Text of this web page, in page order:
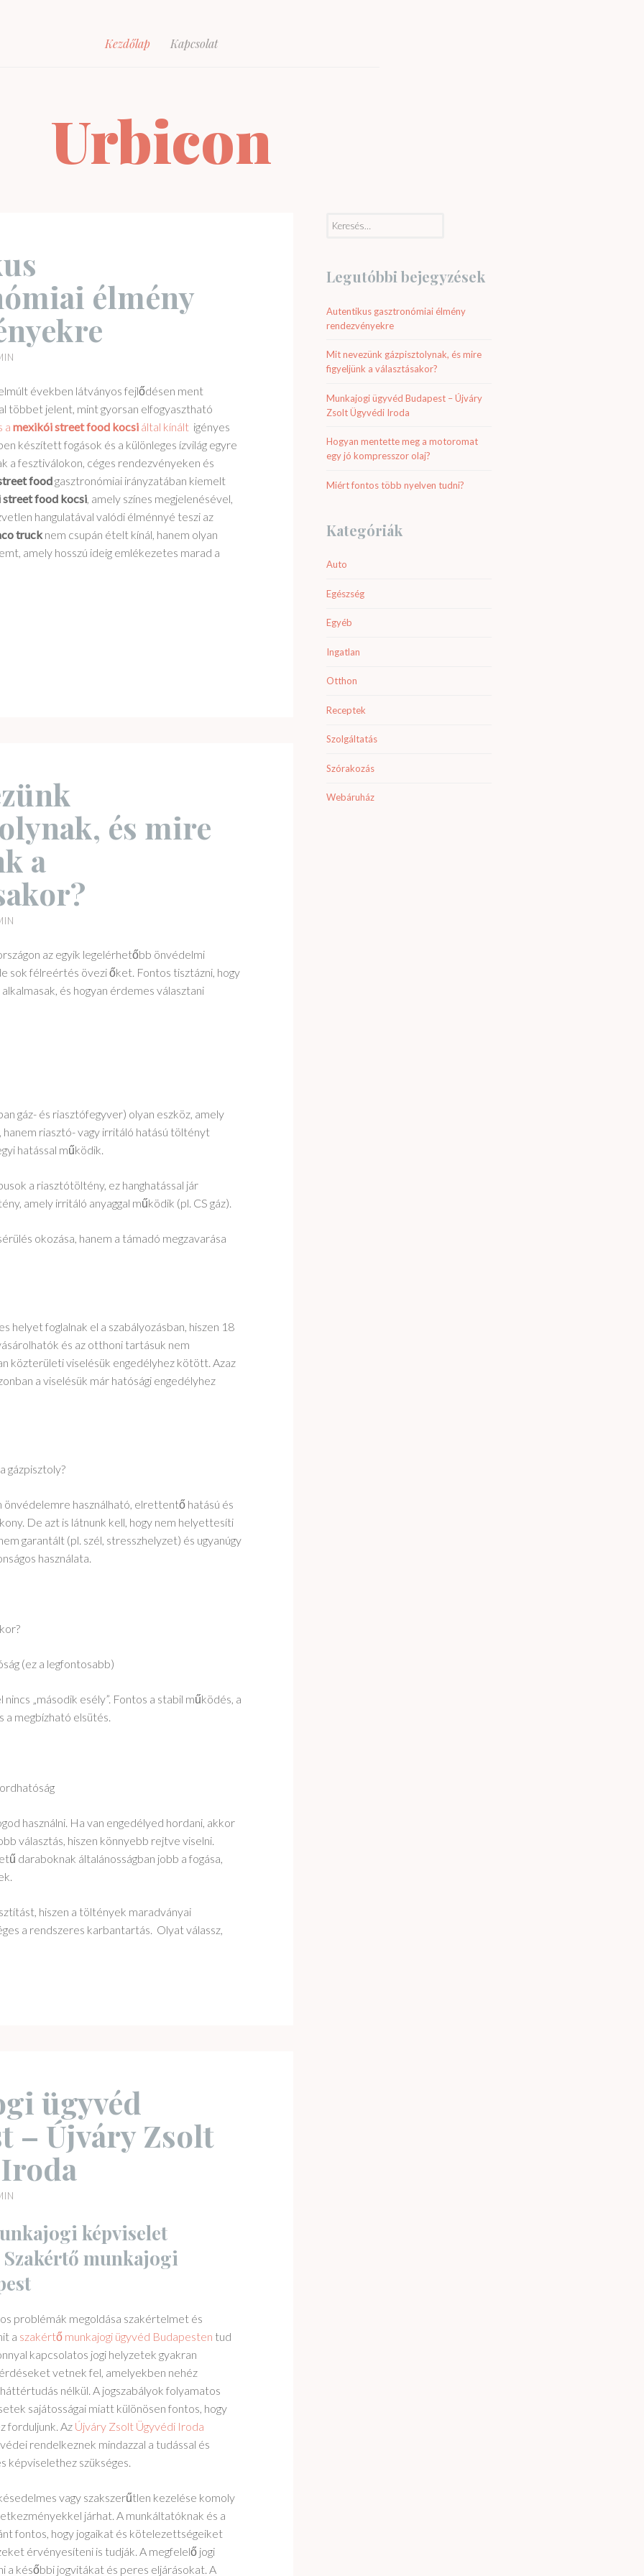
Kezdőlap Kapcsolat
Urbicon
élmény
években látványos fejlődésen ment
többet jelent, mint gyorsan elfogyasztható
a mexikói street food kocsi által kínált igényes
készített fogások és a különleges ízvilág egyre
a fesztiválokon, céges rendezvényeken és
foodgasztronómiai irányzatában kiemelt
street food kocsi, amely színes megjelenésével,
hangulatával valódi élménnyé teszi az
truck nem csupán ételt kínál, hanem olyan
amely hosszú ideig emlékezetes marad a
és mire
a
az egyik legelérhetőbb önvédelmi
sok félreértés övezi őket. Fontos tisztázni, hogy
és hogyan érdemes választani
gáz- és riasztófegyver) olyan eszköz, amely
hanem riasztó- vagy irritáló hatású töltényt
hatással működik.
a riasztótöltény, ez hanghatással jár
amely irritáló anyaggal működik (pl. CS gáz).
okozása, hanem a támadó megzavarása
helyet foglalnak el a szabályozásban, hiszen 18
és az otthoni tartásuk nem
közterületi viselésük engedélyhez kötött. Azaz
a viselésük már hatósági engedélyhez
gázpisztoly?
önvédelemre használható, elrettentő hatású és
De azt is látnunk kell, hogy nem helyettesíti
garantált (pl. szél, stresszhelyzet) és ugyanúgy
használata.
(ez a legfontosabb)
„második esély”. Fontos a stabil működés, a
a megbízható elsütés.
használni. Ha van engedélyed hordani, akkor
választás, hiszen könnyebb rejtve viselni.
daraboknak általánosságban jobb a fogása,
hiszen a töltények maradványai
a rendszeres karbantartás. Olyat válassz,
ügyvéd
– Újváry Zsolt
képviselet
munkajogi
problémák megoldása szakértelmet és
a szakértő munkajogi ügyvéd Budapesten tud
kapcsolatos jogi helyzetek gyakran
vetnek fel, amelyekben nehéz
nélkül. A jogszabályok folyamatos
sajátosságai miatt különösen fontos, hogy
forduljunk. Az Újváry Zsolt Ügyvédi Iroda
rendelkeznek mindazzal a tudással és
képviselethez szükséges.
vagy szakszerűtlen kezelése komoly
járhat. A munkáltatóknak és a
fontos, hogy jogaikat és kötelezettségeiket
érvényesíteni is tudják. A megfelelő jogi
a későbbi jogvitákat és peres eljárásokat. A
Legutóbbi bejegyzések
Autentikus gasztronómiai élmény
rendezvényekre
Mit nevezünk gázpisztolynak, és mire
figyeljünk a választásakor?
Munkajogi ügyvéd Budapest – Újváry
Zsolt Ügyvédi Iroda
Hogyan mentette meg a motoromat
egy jó kompresszor olaj?
Miért fontos több nyelven tudni?
Kategóriák
Auto
Egészség
Egyéb
Ingatlan
Otthon
Receptek
Szolgáltatás
Szórakozás
Webáruház